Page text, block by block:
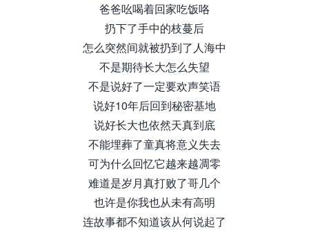
爸爸吆喝着回家吃饭咯
扔下了手中的枝蔓后
怎么突然间就被扔到了人海中
不是期待长大怎么失望
不是说好了一定要欢声笑语
说好10年后回到秘密基地
说好长大也依然天真到底
不能埋葬了童真将意义失去
可为什么回忆它越来越凋零
难道是岁月真打败了哥几个
也许是你我也从未有高明
连故事都不知道该从何说起了